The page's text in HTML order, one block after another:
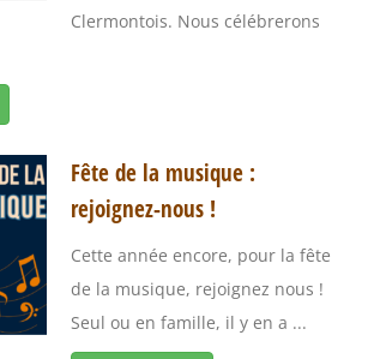
Clermontois. Nous célébrerons
Fête de la musique :
rejoignez-nous !
Cette année encore, pour la fête
de la musique, rejoignez nous !
Seul ou en famille, il y en a ...